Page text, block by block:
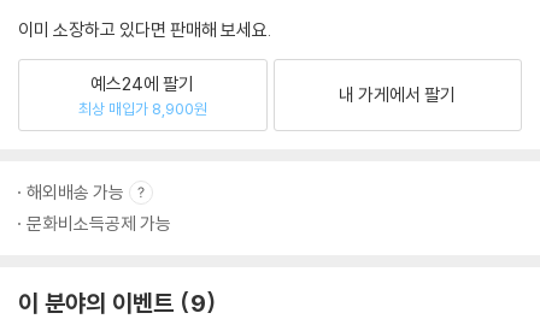
이미 소장하고 있다면 판매해 보세요.
예스24에 팔기
최상 매입가 8,900원
내 가게에서 팔기
해외배송 가능
문화비소득공제 가능
이 분야의 이벤트 9